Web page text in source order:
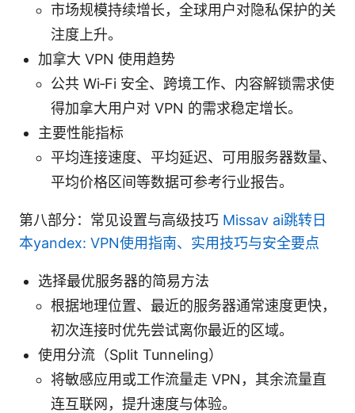
市场规模持续增长，全球用户对隐私保护的关
注度上升。
加拿大 VPN 使用趋势
公共 Wi‑Fi 安全、跨境工作、内容解锁需求使
得加拿大用户对 VPN 的需求稳定增长。
主要性能指标
平均连接速度、平均延迟、可用服务器数量、
平均价格区间等数据可参考行业报告。
第八部分：常见设置与高级技巧 Missav ai跳转日
本yandex: VPN使用指南、实用技巧与安全要点
选择最优服务器的简易方法
根据地理位置、最近的服务器通常速度更快，
初次连接时优先尝试离你最近的区域。
使用分流（Split Tunneling）
将敏感应用或工作流量走 VPN，其余流量直
连互联网，提升速度与体验。